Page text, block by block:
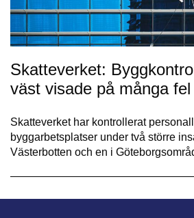
Skatteverket:
väst visade på många fel
Skatteverket har kontrollerat
byggarbetsplatser under två större
Västerbotten och en i